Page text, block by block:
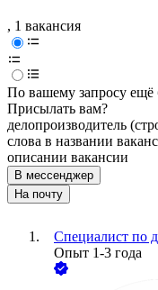
, 1 вакансия
По вашему запросу ещё
Присылать вам?
делопроизводитель
слова в названии
описании вакансии
В мессенджер
На почту
Специалист по
Опыт 1-3 года